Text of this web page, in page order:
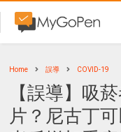
Home 誤導 COVID-19
【誤導】吸
片？尼古丁